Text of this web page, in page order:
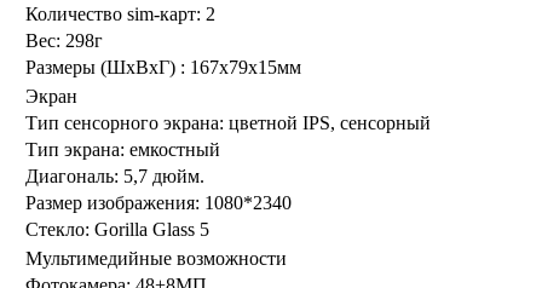
Количество sim-карт: 2
Вес: 298г
Размеры (ШxВxГ) : 167x79x15мм
Экран
Тип сенсорного экрана: цветной IPS, сенсорный
Тип экрана: емкостный
Диагональ: 5,7 дюйм.
Размер изображения: 1080*2340
Стекло: Gorilla Glass 5
Мультимедийные возможности